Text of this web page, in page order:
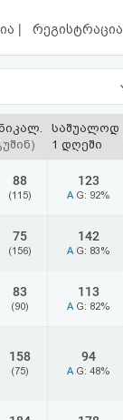
| რეგისტრაცია
საშუალოდ
1 დღეში
88
(115)
123
A G: 92%
75
(156)
142
A G: 83%
83
(90)
113
A G: 82%
158
(75)
94
A G: 48%